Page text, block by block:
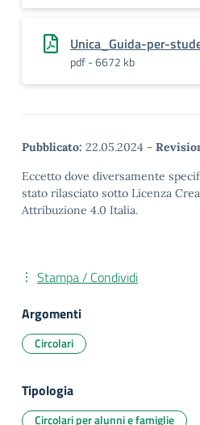
Unica_Guida-per-
pdf - 6672 kb
Pubblicato: 22.05.2024 -
Eccetto dove diversamente
stato rilasciato sotto Licenza
Attribuzione 4.0 Italia.
Stampa / Condividi
Argomenti
Circolari
Tipologia
Circolari per alunni e famiglie